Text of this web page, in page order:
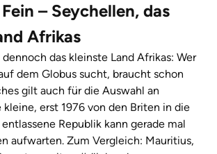
– Seychellen, das
Afrikas
dennoch das kleinste Land Afrikas: Wer
dem Globus sucht, braucht schon
gilt auch für die Auswahl an
erst 1976 von den Briten in die
Republik kann gerade mal
aufwarten. Zum Vergleich: Mauritius,